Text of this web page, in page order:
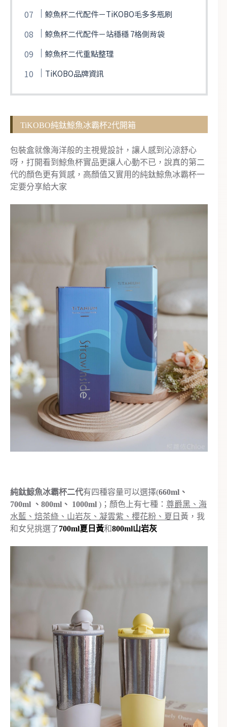
鯨魚杯二代配件－TiKOBO毛多多瓶刷
鯨魚杯二代配件－站穩穩 7格側背袋
鯨魚杯二代重點整理
TiKOBO品牌資訊
TiKOBO純鈦鯨魚冰霸杯2代開箱
包裝盒就像海洋般的主視覺設計，讓人感到沁涼舒心
呀，打開看到鯨魚杯實品更讓人心動不已，說真的第二
代的顏色更有質感，高顏值又實用的純鈦鯨魚冰霸杯一
定要分享給大家
純鈦鯨魚冰霸杯二代有四種容量可以選擇(660ml、
700ml 、800ml、 1000ml )；顏色上有七種： 尊爵黑、海
水藍、焙茶綠、山岩灰、凝雲紫、櫻花粉、夏日 黃，我
和女兒挑選了700ml夏日黃和800ml山岩灰